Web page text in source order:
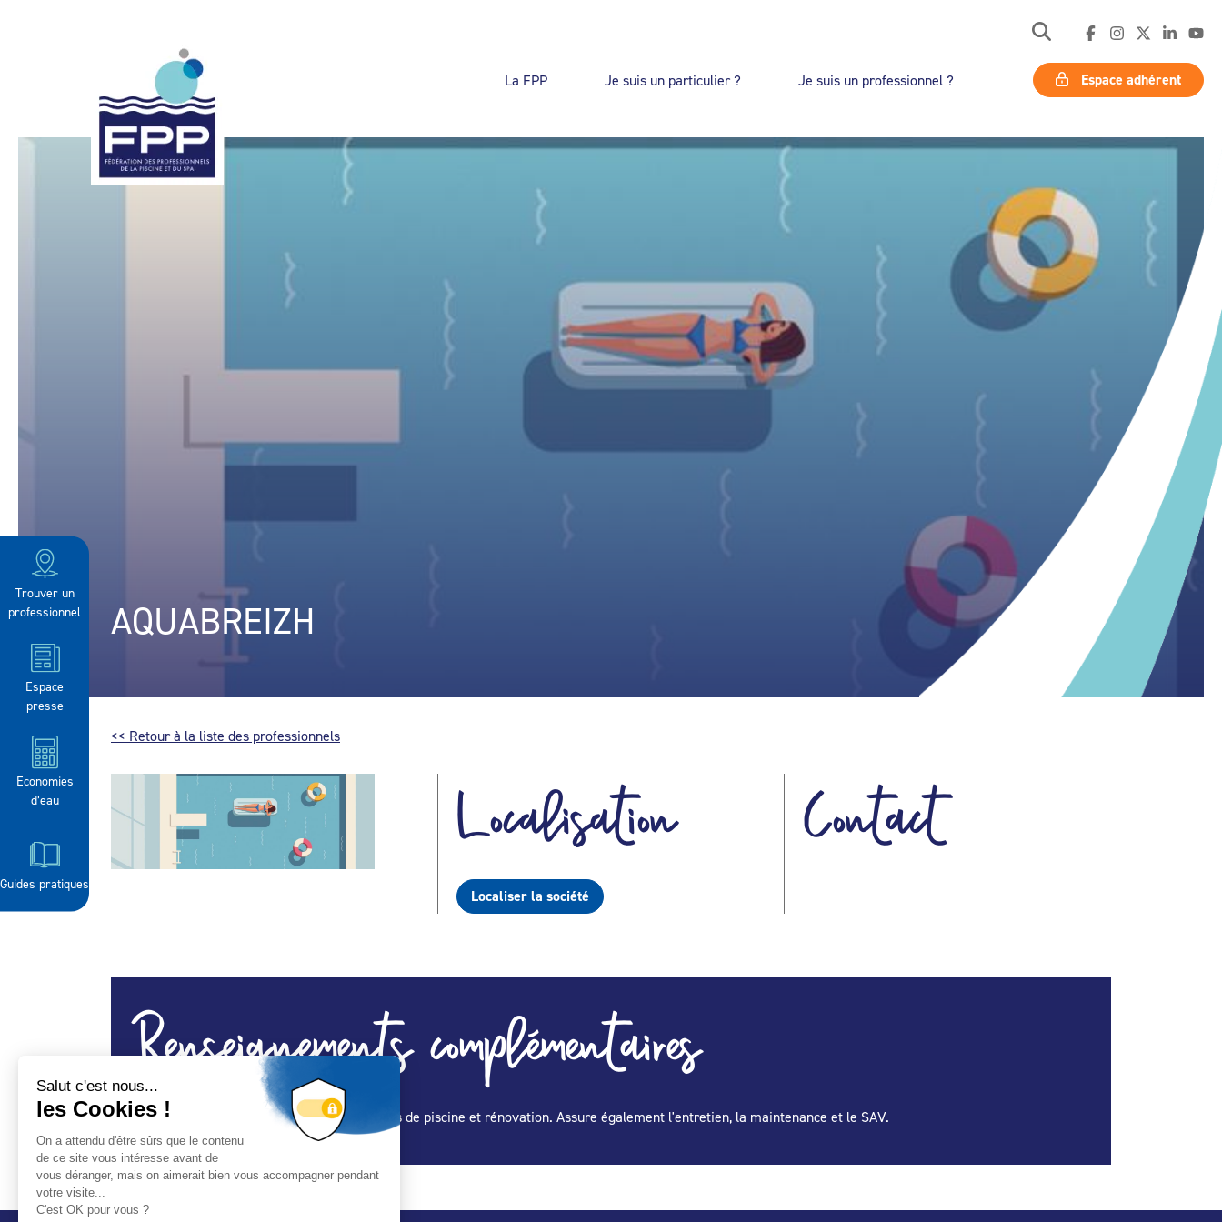
La FPP Je suis un particulier ? Je suis un professionnel ? Espace adhérent
Trouver un
professionnel
Espace
presse
Economies
d’eau
Guides pratiques
AQUABREIZH
<< Retour à la liste des professionnels
Localisation
Localiser la société
Contact
Renseignements complémentaires
Spa, construction piscine, équipements, abris de piscine et rénovation. Assure également l'entretien, la maintenance et le SAV.